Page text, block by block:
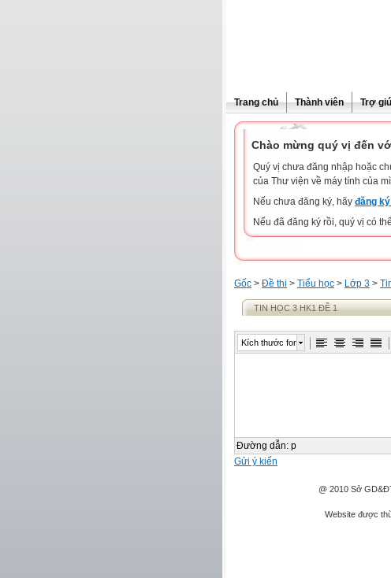
Trang chủ Thành viên Trợ
Chào mừng quý vị đến
Quý vị chưa đăng nhập hoặc
của Thư viện về máy tính của
Nếu chưa đăng ký, hãy đăng
Nếu đã đăng ký rồi, quý vị có
Gốc > Đề thi > Tiểu học > Lớp 3 >
TIN HỌC 3 HK1 ĐỀ 1
Kích thước font
Đường dẫn: p
Gửi ý kiến
@ 2010 Sở
Website được